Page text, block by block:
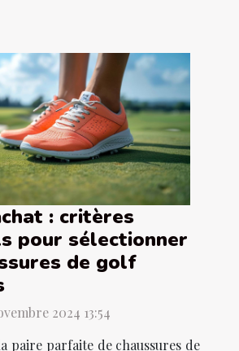
: critères
pour sélectionner
de golf
2024 13:54
paire parfaite de chaussures de